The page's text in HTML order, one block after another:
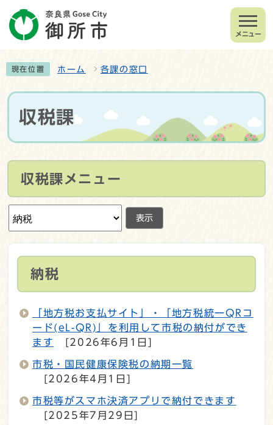
メニュー
現在位置 ホーム 各課の窓口
収税課
収税課メニュー
表示
納税
「地方税お支払サイト」・「地方税統一QRコ
ード(eL-QR)」を利用して市税の納付ができ
ます
[2026年6月1日]
市税・国民健康保険税の納期一覧
[2026年4月1日]
市税等がスマホ決済アプリで納付できます
[2025年7月29日]